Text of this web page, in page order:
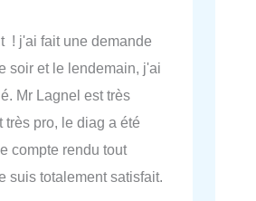
! j'ai fait une demande
soir et le lendemain, j'ai
Mr Lagnel est très
très pro, le diag a été
compte rendu tout
suis totalement satisfait.